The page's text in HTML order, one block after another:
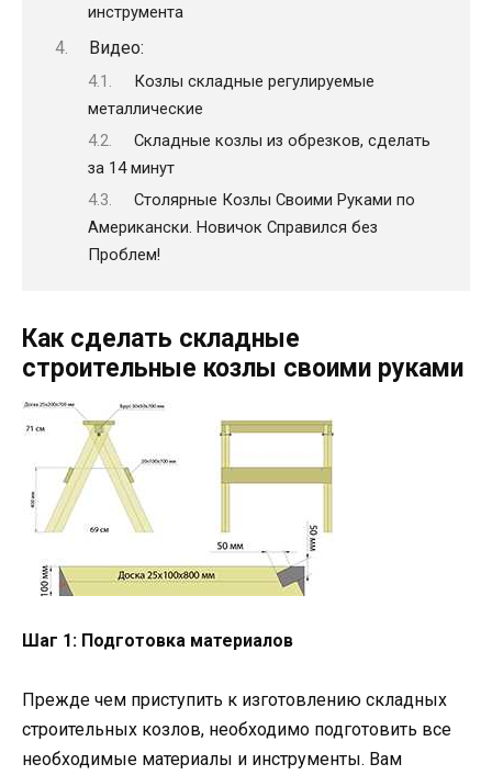
инструмента
Видео:
Козлы складные регулируемые
металлические
Складные козлы из обрезков, сделать
за 14 минут
Столярные Козлы Своими Руками по
Американски. Новичок Справился без
Проблем!
Как сделать складные
строительные козлы своими руками
Шаг 1: Подготовка материалов
Прежде чем приступить к изготовлению складных
строительных козлов, необходимо подготовить все
необходимые материалы и инструменты. Вам